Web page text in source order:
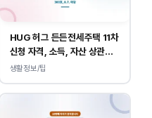
HUG 허그 든든전세주택 11차
신청 자격, 소득, 자산 상관없
이 가능합니다.
생활정보/팁